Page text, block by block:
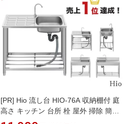
[PR] Hio 流し台 HIO-76A 収納棚付 庭
高さ キッチン 台所 栓 屋外 掃除 簡易
シンク タオル掛け ホース 蛇口付 高さ